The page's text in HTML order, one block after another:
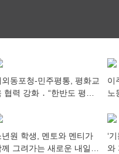
외동포청-민주평통, 평화교
협력 강화 ․ “한반도 평화,
이
노
년원 학생, 멘토와 멘티가
께 그려가는 새로운 내일
‘
와